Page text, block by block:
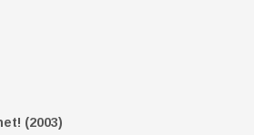
(2003)